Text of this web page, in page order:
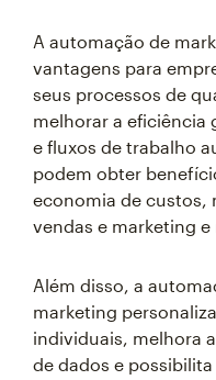
A automação de
vantagens para
seus processos de
melhorar a eficiência
e fluxos de trabalho
podem obter
economia de custos,
vendas e marketing
Além disso, a
marketing
individuais, melhora
de dados e